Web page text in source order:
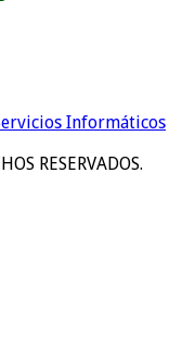
Informáticos
RESERVADOS.